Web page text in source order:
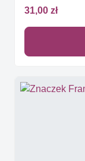
31,00 zł